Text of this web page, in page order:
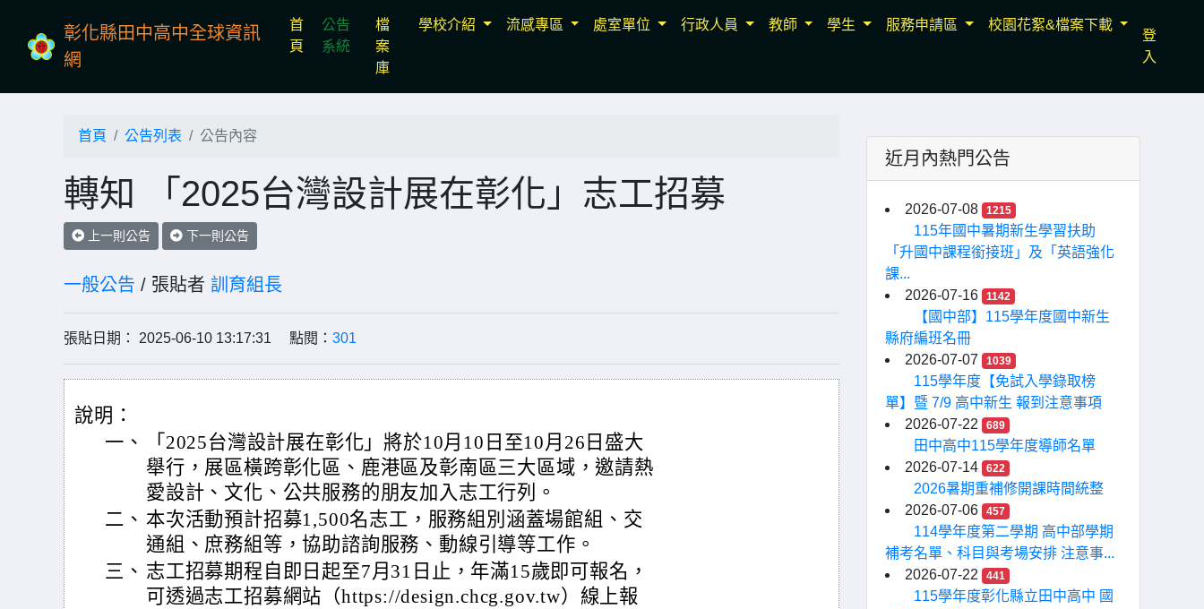
彰化縣田中高中全球資訊
網
首
頁 (current)
公告
系統
檔
案
庫
學校介紹 流感專區 處室單位 行政人員 教師 學生 服務申請區 校園花絮&檔案下載
登
入
首頁 公告列表 公告內容
轉知 「2025台灣設計展在彰化」志工招募
上一則公告 下一則公告
一般公告 / 張貼者 訓育組長
張貼日期： 2025-06-10 13:17:31 點閱： 301
說明：
一、
「2025台灣設計展在彰化」將於10月10日至10月26日盛大
舉行，展區橫跨彰化區、鹿港區及彰南區三大區域，邀請熱
愛設計、文化、公共服務的朋友加入志工行列。
二、 本次活動預計招募1,500名志工，服務組別涵蓋場館組、交
通組、庶務組等，協助諮詢服務、動線引導等工作。
三、 志工招募期程自即日起至7月31日止，年滿15歲即可報名，
可透過志工招募網站（https://design.chcg.gov.tw）線上報
近月內熱門公告
2026-07-08 1215
115年國中暑期新生學習扶助
「升國中課程銜接班」及「英語強化
課...
2026-07-16
1142
【國中部】115學年度國中新生
縣府編班名冊
2026-07-07
1039
115學年度【免試入學錄取榜
單】暨 7/9 高中新生 報到注意事項
2026-07-22
689
田中高中115學年度導師名單
2026-07-14
622
2026暑期重補修開課時間統整
2026-07-06
457
114學年度第二學期 高中部學期
補考名單、科目與考場安排 注意事...
2026-07-22
441
115學年度彰化縣立田中高中 國